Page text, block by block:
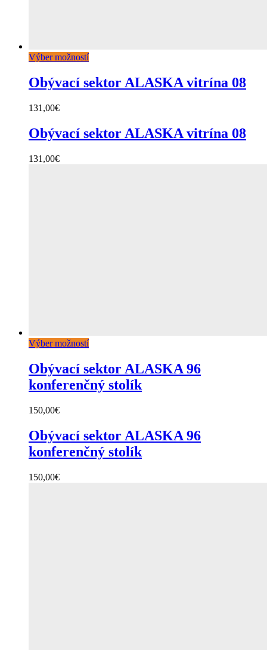
Výber možností
Obývací sektor ALASKA vitrína 08
131,00€
Obývací sektor ALASKA vitrína 08
131,00€
Výber možností
Obývací sektor ALASKA 96
konferenčný stolík
150,00€
Obývací sektor ALASKA 96
konferenčný stolík
150,00€